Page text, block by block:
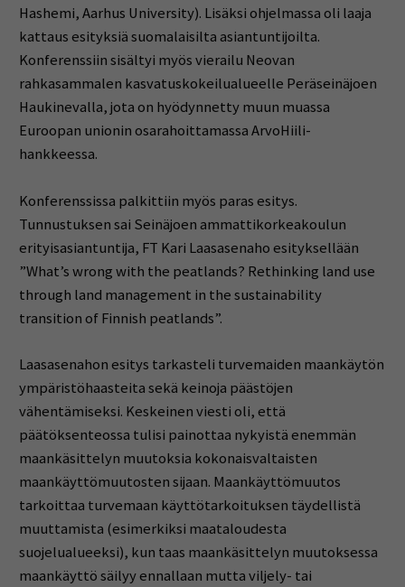
Hashemi, Aarhus University). Lisäksi ohjelmassa oli laaja
kattaus esityksiä suomalaisilta asiantuntijoilta.
Konferenssiin sisältyi myös vierailu Neovan
rahkasammalen kasvatuskokeilualueelle Peräseinäjoen
Haukinevalla, jota on hyödynnetty muun muassa
Euroopan unionin osarahoittamassa ArvoHiili-
hankkeessa.
Konferenssissa palkittiin myös paras esitys.
Tunnustuksen sai Seinäjoen ammattikorkeakoulun
erityisasiantuntija, FT Kari Laasasenaho esityksellään
”What’s wrong with the peatlands? Rethinking land use
through land management in the sustainability
transition of Finnish peatlands”.
Laasasenahon esitys tarkasteli turvemaiden maankäytön
ympäristöhaasteita sekä keinoja päästöjen
vähentämiseksi. Keskeinen viesti oli, että
päätöksenteossa tulisi painottaa nykyistä enemmän
maankäsittelyn muutoksia kokonaisvaltaisten
maankäyttömuutosten sijaan. Maankäyttömuutos
tarkoittaa turvemaan käyttötarkoituksen täydellistä
muuttamista (esimerkiksi maataloudesta
suojelualueeksi), kun taas maankäsittelyn muutoksessa
maankäyttö säilyy ennallaan mutta viljely- tai